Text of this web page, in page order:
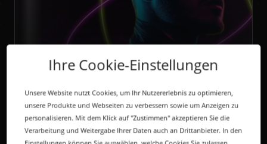
Global Domain Report 2025
Willkommen zum Global Domain Report 2025, präsentiert
von InterNetX und Sedo.com! Tauchen Sie ein in...
Ihre Cookie-Einstellungen
Unsere Website nutzt Cookies, um Ihr Nutzererlebnis zu optimieren,
unsere Produkte und Webseiten zu verbessern sowie um Anzeigen zu
personalisieren. Mit dem Klick auf "Zustimmen" akzeptieren Sie die
Verarbeitung und Weitergabe Ihrer Daten auch an Drittanbieter. In den